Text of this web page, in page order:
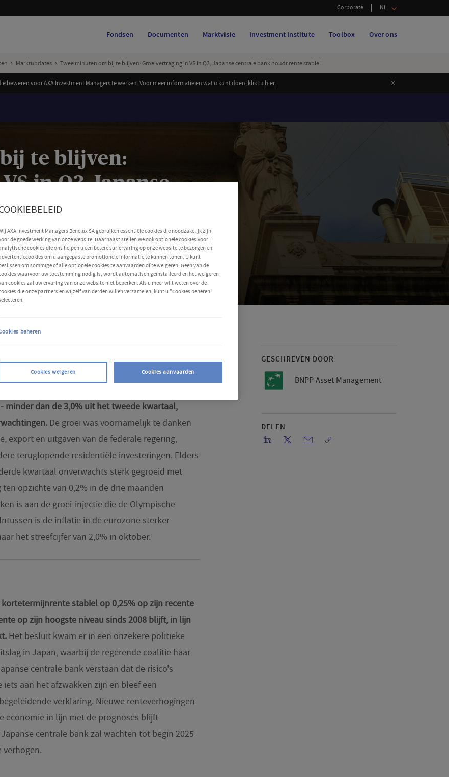
Corporate NL
Fondsen Documenten Marktvisie Investment Institute Toolbox Over ons
Marktupdates Twee minuten om bij te blijven: Groeivertraging in VS in Q3, Japanse centrale bank houdt rente stabiel
beweren voor AXA Investment Managers te werken. Voor meer informatie en wat u kunt doen, klikt u hier. Sluiten
te blijven:
in Q3, Japanse
rente stabiel
GESCHREVEN DOOR
BNPP Asset Management
DELEN
kwartaal met 2,8% op jaarbasis gegroeid -
minder dan de 3,0% uit het tweede kwartaal,
De groei was voornamelijk te danken
export en uitgaven van de federale regering,
teruglopende residentiële investeringen. Elders
kwartaal onverwachts sterk gegroeid met
opzichte van 0,2% in de drie maanden
is aan de groei-injectie die de Olympische
is de inflatie in de eurozone sterker
het streefcijfer van 2,0% in oktober.
stabiel op 0,25% op zijn recente
op zijn hoogste niveau sinds 2008 blijft, in lijn
Het besluit kwam er in een onzekere politieke
in Japan, waarbij de regerende coalitie haar
centrale bank verstaan dat de risico's
aan het afzwakken zijn en bleef een
verklaring. Nieuwe renteverhogingen
economie in lijn met de prognoses blijft
centrale bank zal wachten tot begin 2025
verhogen.
AXA Investment Managers Benelux SA gebruiken essentiële cookies die noodzakelijk zijn
de goede werking van onze website. Daarnaast stellen we ook optionele cookies voor:
cookies die ons helpen u een betere surfervaring op onze website te bezorgen en
om u aangepaste promotionele informatie te kunnen tonen. U kunt
om sommige of alle optionele cookies te aanvaarden of te weigeren. Geen van de
waarvoor uw toestemming nodig is, wordt automatisch geïnstalleerd en het weigeren
cookies zal uw ervaring van onze website niet beperken. Als u meer wilt weten over de
die onze partners en wijzelf van derden willen verzamelen, kunt u "Cookies beheren"
Cookies weigeren Cookies aanvaarden
beheren